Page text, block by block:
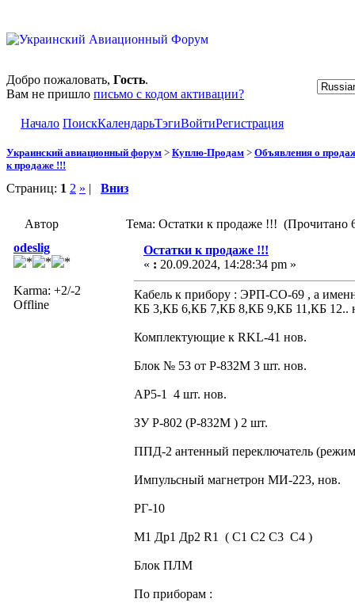
Добро пожаловать, Гость.
Вам не пришло письмо с кодом активации?
Начало ПоискКалендарьТэгиВойтиРегистрация
Украинский авиационный форум > Куплю-Продам > Объявления о
к продаже !!!
Страниц: 1 2 » | Вниз
Автор
Тема: Остатки к продаже !!! (Прочитано
odeslig
Karma: +2/-2
Offline
Остатки к продаже !!!
« : 20.09.2024, 14:28:34 pm »
Кабель к прибору : ЭРП-СО-69 , а
КБ 3,КБ 6,КБ 7,КБ 8,КБ 9,КБ 11,КБ 12..
Комплектующие к RKL-41 нов.
Блок № 53 от Р-832М 3 шт. нов.
АР5-1 4 шт. нов.
ЗУ Р-802 (Р-832М ) 2 шт.
ППД-2 антенный переключатель
Импульсный магнетрон МИ-223, нов.
РГ-10
М1 Др1 Др2 R1 ( С1 С2 С3 С4 )
Блок ПЛМ
По приборам :